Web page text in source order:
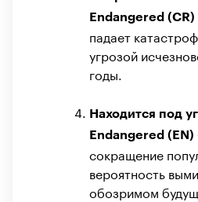
Endangered (CR)
падает
угрозой
годы.
Находится под
Endangered (EN)
сокращение
вероятность
обозримом